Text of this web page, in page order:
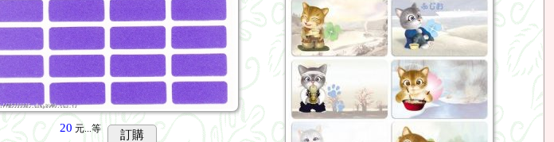
20 元...等 訂購